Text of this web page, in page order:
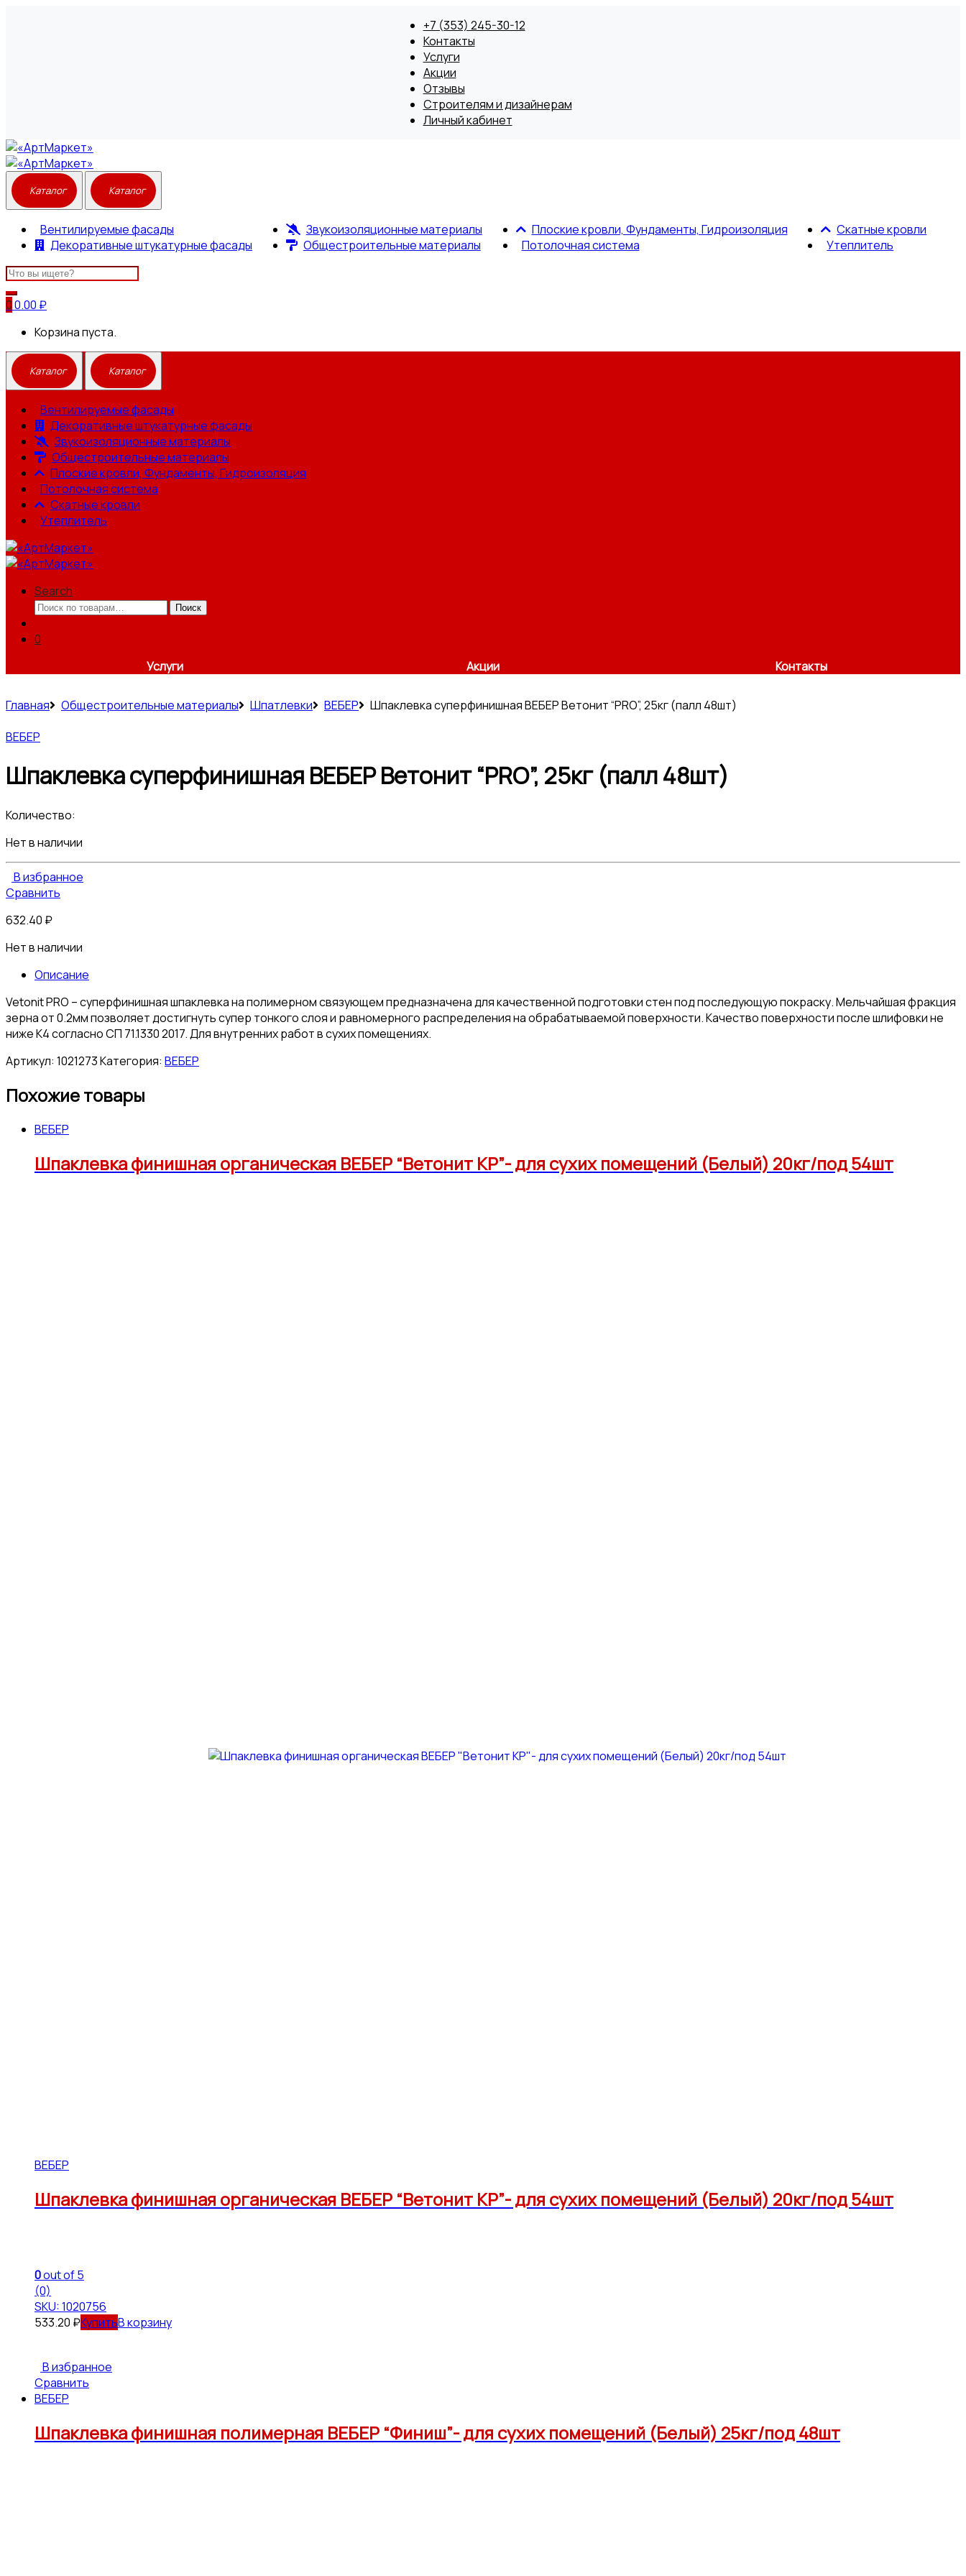
Вентилируемые фасады
Декоративные штукатурные фасады
Звукоизоляционные материалы
Общестроительные материалы
Плоские кровли, Фундаменты, Гидроизоляция
Потолочная система
Скатные кровли
Утеплитель
Search
for:
00.00 ₽
Корзина пуста.
+7 (353) 245-30-12
Контакты
Услуги
Акции
Отзывы
Строителям и дизайнерам
Личный кабинет
Вентилируемые фасады
Декоративные штукатурные фасады
Звукоизоляционные материалы
Общестроительные материалы
Плоские кровли, Фундаменты, Гидроизоляция
Потолочная система
Скатные кровли
Утеплитель
Search
Искать:
Поиск
0
Услуги
Акции Контакты
Главная Общестроительные материалы Шпатлевки ВЕБЕР
Шпаклевка суперфинишная ВЕБЕР Ветонит “PRO”, 25кг (палл 48шт)
ВЕБЕР
Шпаклевка суперфинишная ВЕБЕР Ветонит “PRO”, 25кг (палл 48шт)
Количество:
Нет в наличии
В избранное
Сравнить
632.40 ₽
Нет в наличии
Описание
Vetonit PRO – суперфинишная шпаклевка на полимерном связующем предназначена для качественной подготовки стен под последующую покраску. Мельчайшая фракция
зерна от 0.2мм позволяет достигнуть супер тонкого слоя и равномерного распределения на обрабатываемой поверхности. Качество поверхности после шлифовки не
ниже К4 согласно СП 71.1330 2017. Для внутренних работ в сухих помещениях.
Артикул: 1021273Категория: ВЕБЕР
Похожие товары
ВЕБЕР
Шпаклевка финишная органическая ВЕБЕР “Ветонит КР”- для сухих помещений (Белый) 20кг/под 54шт
ВЕБЕР
Шпаклевка финишная органическая ВЕБЕР “Ветонит КР”- для сухих помещений (Белый) 20кг/под 54шт
0out of 5
(0)
SKU: 1020756
533.20 ₽ В корзину
В избранное
Сравнить
ВЕБЕР
Шпаклевка финишная полимерная ВЕБЕР “Финиш”- для сухих помещений (Белый) 25кг/под 48шт